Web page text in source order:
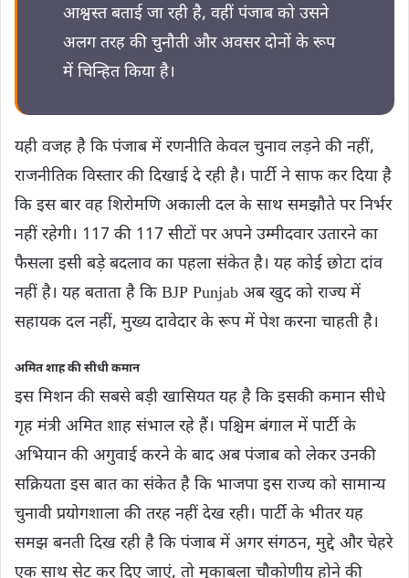
आश्वस्त बताई जा रही है, वहीं पंजाब को उसने
अलग तरह की चुनौती और अवसर दोनों के रूप
में चिन्हित किया है।
यही वजह है कि पंजाब में रणनीति केवल चुनाव लड़ने की नहीं,
राजनीतिक विस्तार की दिखाई दे रही है। पार्टी ने साफ कर दिया है
कि इस बार वह शिरोमणि अकाली दल के साथ समझौते पर निर्भर
नहीं रहेगी। 117 की 117 सीटों पर अपने उम्मीदवार उतारने का
फैसला इसी बड़े बदलाव का पहला संकेत है। यह कोई छोटा दांव
नहीं है। यह बताता है कि BJP Punjab अब खुद को राज्य में
सहायक दल नहीं, मुख्य दावेदार के रूप में पेश करना चाहती है।
अमित शाह की सीधी कमान
इस मिशन की सबसे बड़ी खासियत यह है कि इसकी कमान सीधे
गृह मंत्री अमित शाह संभाल रहे हैं। पश्चिम बंगाल में पार्टी के
अभियान की अगुवाई करने के बाद अब पंजाब को लेकर उनकी
सक्रियता इस बात का संकेत है कि भाजपा इस राज्य को सामान्य
चुनावी प्रयोगशाला की तरह नहीं देख रही। पार्टी के भीतर यह
समझ बनती दिख रही है कि पंजाब में अगर संगठन, मुद्दे और चेहरे
एक साथ सेट कर दिए जाएं, तो मुकाबला चौकोणीय होने की